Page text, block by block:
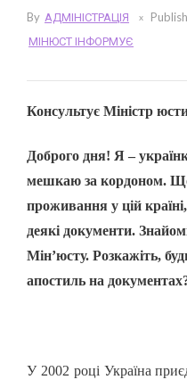
By АДМІНІСТРАЦІЯ
МІНЮСТ ІНФОРМУЄ
Консультує Міністр
Доброго дня! Я –
мешкаю за кордоном.
проживання у цій
деякі документи.
Мін’юсту. Розкажіть,
апостиль на
У 2002 році Україна